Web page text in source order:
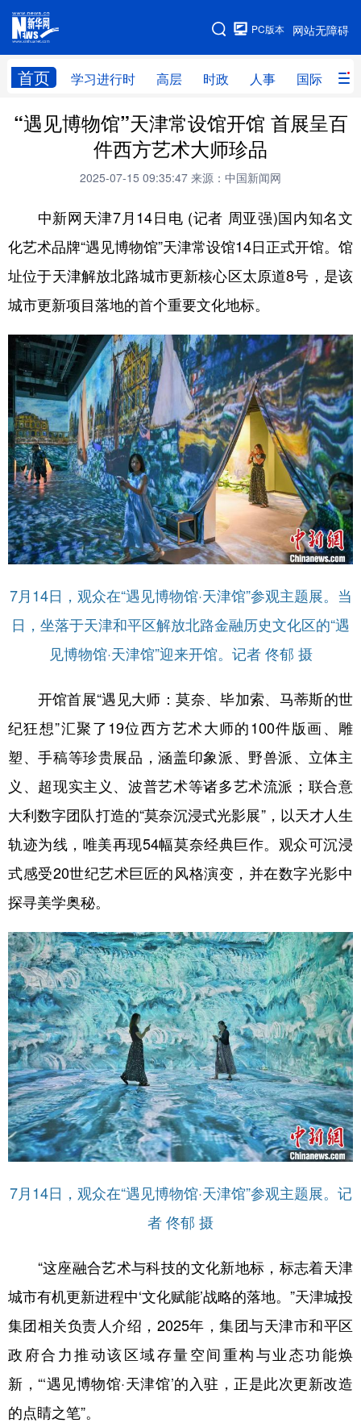
网站无障碍
PC版本
首页 学习进行时 高层 时政 人事 国际 财
网站地图
学习进行时 高层 时政 人事
财经 网评
全球连线
科技 科创 量子 体育
文化 书画 健康 军事
食品 人居 信息化 数字经济
学术中国 乡村振兴 银龄 溯源中国
城市 旅游 能源 会展
彩票 娱乐 时尚 悦读
公益 一带一路 亚太网 上市公司
文化产业
地方频道
北京 天津 河北 山西
辽宁 吉林 上海 江苏
浙江 安徽 福建 江西
山东 河南 湖北 湖南
广东 广西 海南 重庆
四川 贵州 云南 西藏
陕西 甘肃 青海 宁夏
English Español Français عربى
Русский язык 日本語 한국어
Deutsch Português
“遇见博物馆”天津常设馆开馆 首展呈百
件西方艺术大师珍品
2025-07-15 09:35:47 来源：中国新闻网
中新网天津7月14日电 (记者 周亚强)国内知名文
化艺术品牌“遇见博物馆”天津常设馆14日正式开馆。馆
址位于天津解放北路城市更新核心区太原道8号，是该
城市更新项目落地的首个重要文化地标。
7月14日，观众在“遇见博物馆·天津馆”参观主题展。当
日，坐落于天津和平区解放北路金融历史文化区的“遇
见博物馆·天津馆”迎来开馆。记者 佟郁 摄
开馆首展“遇见大师：莫奈、毕加索、马蒂斯的世
纪狂想”汇聚了19位西方艺术大师的100件版画、雕
塑、手稿等珍贵展品，涵盖印象派、野兽派、立体主
义、超现实主义、波普艺术等诸多艺术流派；联合意
大利数字团队打造的“莫奈沉浸式光影展”，以天才人生
轨迹为线，唯美再现54幅莫奈经典巨作。观众可沉浸
式感受20世纪艺术巨匠的风格演变，并在数字光影中
探寻美学奥秘。
7月14日，观众在“遇见博物馆·天津馆”参观主题展。记
者 佟郁 摄
“这座融合艺术与科技的文化新地标，标志着天津
城市有机更新进程中‘文化赋能’战略的落地。”天津城投
集团相关负责人介绍，2025年，集团与天津市和平区
政府合力推动该区域存量空间重构与业态功能焕
新，“‘遇见博物馆·天津馆’的入驻，正是此次更新改造
的点睛之笔”。